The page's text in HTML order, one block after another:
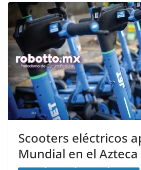
Scooters eléctricos
Mundial en el Azteca